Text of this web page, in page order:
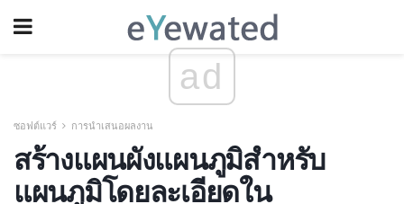
ad
ซอฟต์แวร์ การนำเสนอผลงาน
สร้างแผนผังแผนภูมิสำหรับ
แผนภูมิโดยละเอียดใน